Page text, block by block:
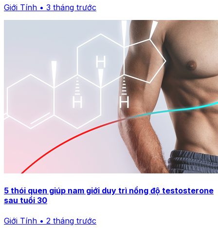
Giới Tính • 3 tháng trước
5 thói quen giúp nam giới duy trì nồng độ testosterone
sau tuổi 30
Giới Tính • 2 tháng trước